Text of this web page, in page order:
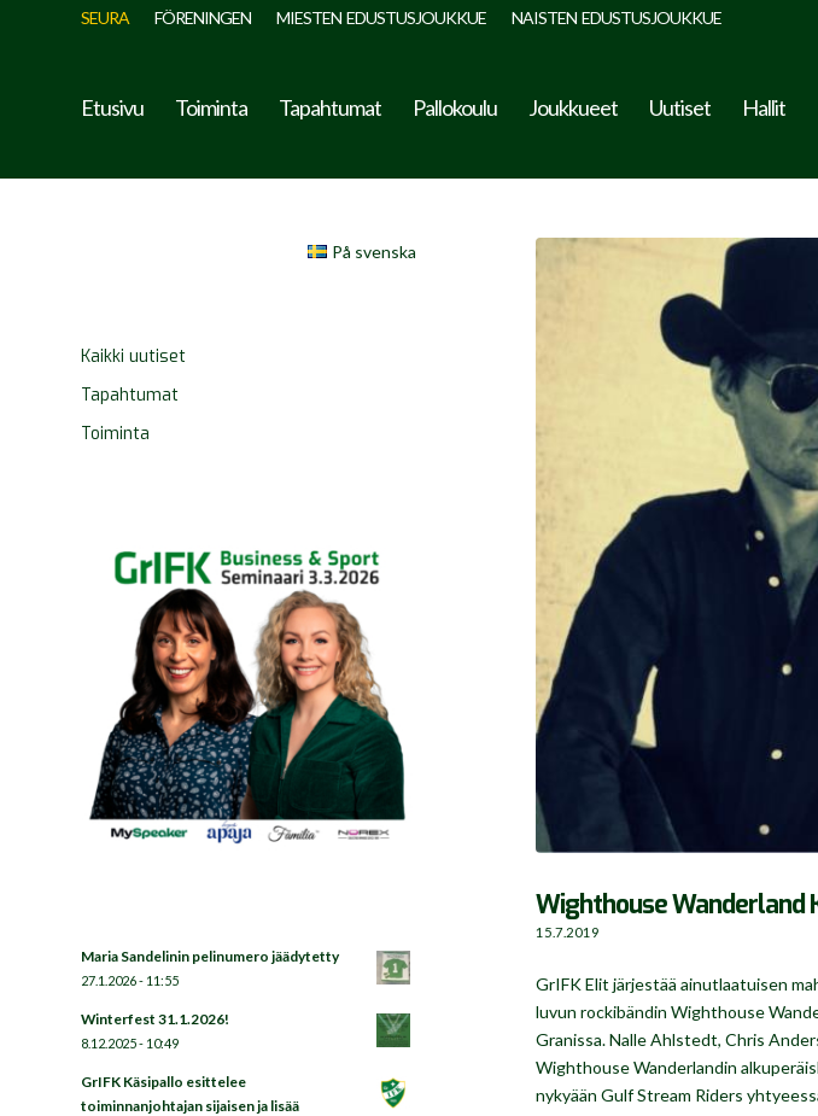
SEURA FÖRENINGEN MIESTEN EDUSTUSJOUKKUE NAISTEN EDUSTUSJOUKKUE
Etusivu Toiminta Tapahtumat Pallokoulu Joukkueet Uutiset Hallit
Wighthouse Wanderland
15.7.2019
GrIFK Elit järjestää ainutlaatuisen
luvun rockibändin Wighthouse
Granissa. Nalle Ahlstedt, Chris
Wighthouse Wanderlandin
nykyään Gulf Stream Riders
På svenska
Kaikki uutiset
Tapahtumat
Toiminta
Maria Sandelinin pelinumero jäädytetty
27.1.2026 - 11:55
Winterfest 31.1.2026!
8.12.2025 - 10:49
GrIFK Käsipallo esittelee
toiminnanjohtajan sijaisen ja lisää